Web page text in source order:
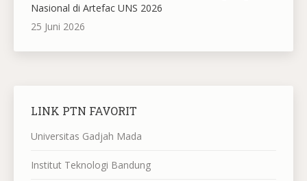
Nasional di Artefac UNS 2026
25 Juni 2026
LINK PTN FAVORIT
Universitas Gadjah Mada
Institut Teknologi Bandung